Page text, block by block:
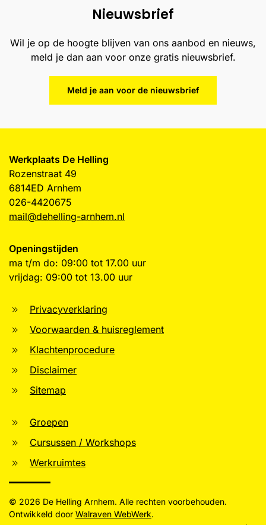
Nieuwsbrief
Wil je op de hoogte blijven van ons aanbod en nieuws,
meld je dan aan voor onze gratis nieuwsbrief.
Meld je aan voor de nieuwsbrief
Werkplaats De Helling
Rozenstraat 49
6814ED Arnhem
026-4420675
mail@dehelling-arnhem.nl
Openingstijden
ma t/m do: 09:00 tot 17.00 uur
vrijdag: 09:00 tot 13.00 uur
Privacyverklaring
Voorwaarden & huisreglement
Klachtenprocedure
Disclaimer
Sitemap
Groepen
Cursussen / Workshops
Werkruimtes
© 2026 De Helling Arnhem. Alle rechten voorbehouden.
Ontwikkeld door Walraven WebWerk.